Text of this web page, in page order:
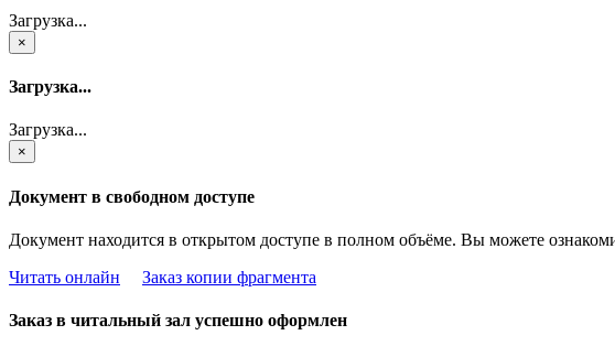
Загрузка...
×
Загрузка...
Загрузка...
×
Документ в свободном доступе
Документ находится в открытом доступе в полном объёме. Вы можете
Читать онлайн
Заказ копии фрагмента
Заказ в читальный зал успешно оформлен